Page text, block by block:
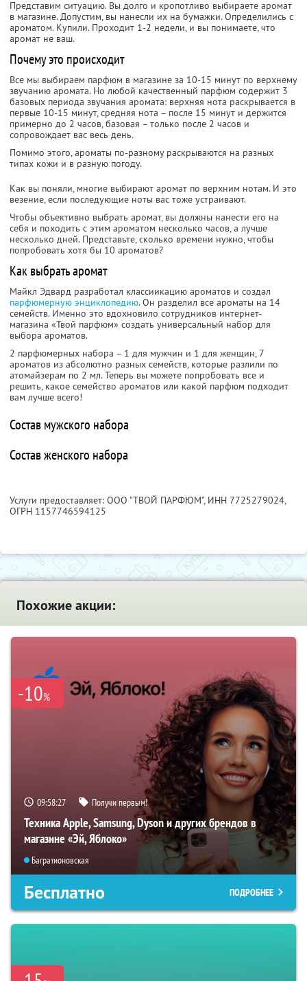
Представим ситуацию. Вы долго и кропотливо выбираете аромат
в магазине. Допустим, вы нанесли их на бумажки. Определились с
ароматом. Купили. Проходит 1-2 недели, и вы понимаете, что
аромат не ваш.
Почему это происходит
Все мы выбираем парфюм в магазине за 10-15 минут по верхнему
звучанию аромата. Но любой качественный парфюм содержит 3
базовых периода звучания аромата: верхняя нота раскрывается в
первые 10-15 минут, средняя нота – после 15 минут и держится
примерно до 2 часов, базовая – только после 2 часов и
сопровождает вас весь день.
Помимо этого, ароматы по-разному раскрываются на разных
типах кожи и в разную погоду.
Как вы поняли, многие выбирают аромат по верхним нотам. И это
везение, если последующие ноты вас тоже устраивают.
Чтобы объективно выбрать аромат, вы должны нанести его на
себя и походить с этим ароматом несколько часов, а лучше
несколько дней. Представьте, сколько времени нужно, чтобы
попробовать хотя бы 10 ароматов?
Как выбрать аромат
Майкл Эдвард разработал классиикацию ароматов и создал
парфюмерную энциклопедию. Он разделил все ароматы на 14
семейств. Именно это вдохновило сотрудников интернет-
магазина «Твой парфюм» создать универсальный набор для
выбора ароматов.
2 парфюмерных набора – 1 для мужчин и 1 для женщин, 7
ароматов из абсолютно разных семейств, которые разлили по
атомайзерам по 2 мл. Теперь вы можете попробовать все и
решить, какое семейство ароматов или какой парфюм подходит
вам лучше всего!
Состав мужского набора
Состав женского набора
Услуги предоставляет: ООО "ТВОЙ ПАРФЮМ", ИНН 7725279024,
ОГРН 1157746594125
Похожие акции:
-10%
09:58:26 Получи первым!
Техника Apple, Samsung, Dyson и других брендов в
магазине «Эй, Яблоко»
Багратионовская
Бесплатно ПОДРОБНЕЕ